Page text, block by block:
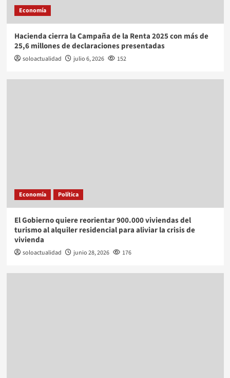
Economía
Hacienda cierra la Campaña de la Renta 2025 con más de
25,6 millones de declaraciones presentadas
soloactualidad julio 6, 2026 152
Economía Política
El Gobierno quiere reorientar 900.000 viviendas del
turismo al alquiler residencial para aliviar la crisis de
vivienda
soloactualidad junio 28, 2026 176